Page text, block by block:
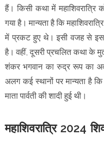
हैं। किसी कथा में महाशिवरात्रि
गया है। मान्यता है कि
में प्रकट हुए थे। इसी वजह से इस
है। वहीं, दूसरी प्रचलित कथा के
शंकर भगवान का रुद्र रूप का
अलग कई स्थानों पर मान्यता है
माता पार्वती की शादी हुई थी।
महाशिवरात्रि 2024